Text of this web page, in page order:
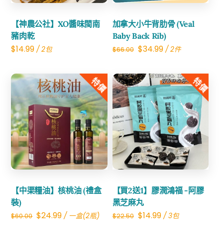
【神農公社】XO醬味閩南
豬肉乾
$14.99 / 2包
加拿大小牛背肋骨 (Veal
Baby Back Rib)
$66.00 Original
was:
$66.00.
$34.99Current
is:
$34.99.
/ 2件
特價
【中渠糧油】核桃油 (禮盒
裝)
$60.00 Original
$24.99Current
/ 一盒(2瓶)
Share
特價
【買2送1】膠潤鴻福 -阿膠
黑芝麻丸
$22.50 Original
$14.99Current
/ 3包
Share